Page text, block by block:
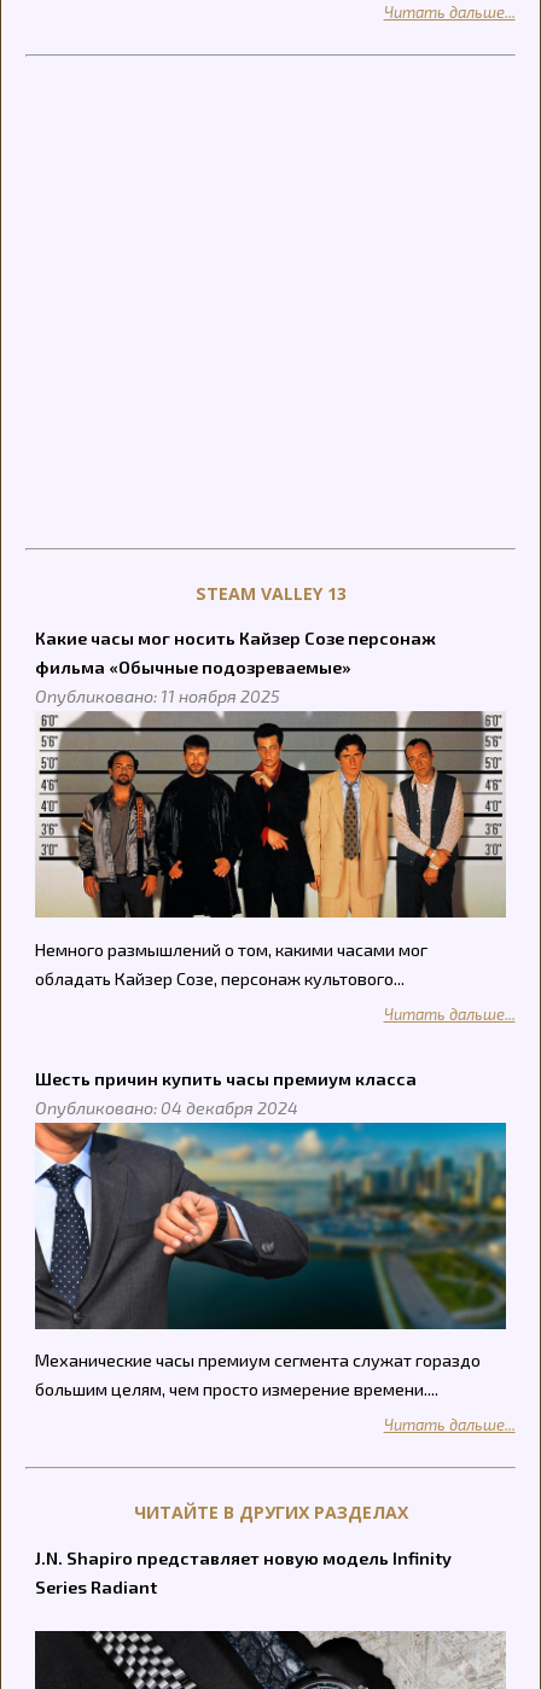
Читать дальше...
STEAM VALLEY 13
Какие часы мог носить Кайзер Созе персонаж
фильма «Обычные подозреваемые»
Опубликовано: 11 ноября 2025
Немного размышлений о том, какими часами мог
обладать Кайзер Созе, персонаж культового...
Читать дальше...
Шесть причин купить часы премиум класса
Опубликовано: 04 декабря 2024
Механические часы премиум сегмента служат гораздо
большим целям, чем просто измерение времени....
Читать дальше...
ЧИТАЙТЕ В ДРУГИХ РАЗДЕЛАХ
J.N. Shapiro представляет новую модель Infinity
Series Radiant